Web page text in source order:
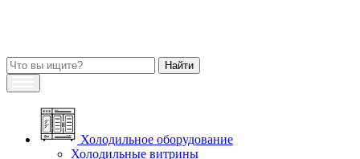
Холодильное оборудование
Холодильные витрины